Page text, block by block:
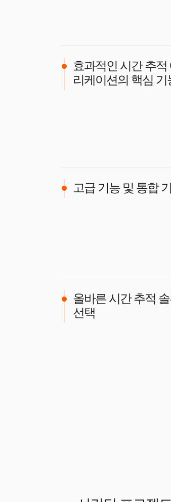
효과적인 시간 추적
리케이션의 핵심 기
고급 기능 및 통합
올바른 시간 추적
선택